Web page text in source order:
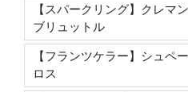
【スパークリング】クレマ
ブリュットル
【フランツケラー】シュペ
ロス